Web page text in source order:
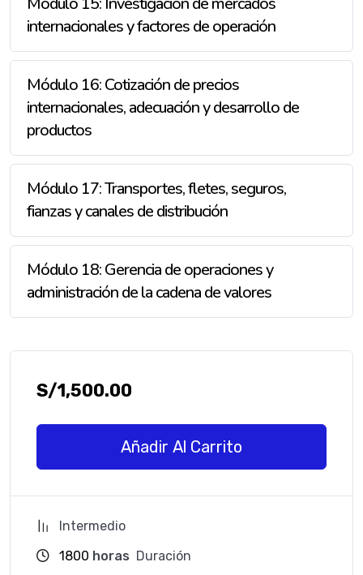
internacionales y factores de operación
Módulo 16: Cotización de precios
internacionales, adecuación y desarrollo de
productos
Módulo 17: Transportes, fletes, seguros,
fianzas y canales de distribución
Módulo 18: Gerencia de operaciones y
administración de la cadena de valores
S/1,500.00
Añadir Al Carrito
Intermedio
1800 horas Duración